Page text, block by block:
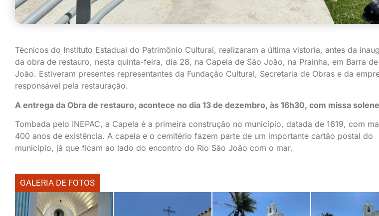
Técnicos do Instituto Estadual do Patrimônio Cultural, realizaram a última vistoria, antes da
da obra de restauro, nesta quinta-feira, dia 28, na Capela de São João, na Prainha, em Barra de
João. Estiveram presentes representantes da Fundação Cultural, Secretaria de Obras e da
responsável pela restauração.
A entrega da Obra de restauro, acontece no dia 13 de dezembro, às 16h30, com missa
Tombada pelo INEPAC, a Capela é a primeira construção no município, datada de 1619, com
400 anos de existência. A capela e o cemitério fazem parte de um importante cartão postal do
município, já que ficam ao lado do encontro do Rio São João com o mar.
GALERIA DE FOTOS